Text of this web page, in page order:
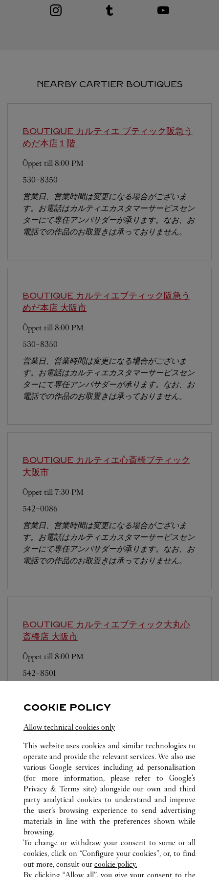
Visit us on Instagram
Link Opens in New TabVisit us on Tumblr
Link Opens in New Tab
NEARBY CARTIER BOUTIQUES
BOUTIQUE カルティエ ブティック阪急う
めだ本店１階
Öppet till 8:00 PM
530-8350
営業日、営業時間は変更になる場合がございま
す。お電話はカルティエカスタマーサービスセン
ターにて専任アンバサダーが承ります。なお、お
電話での作品のお取置きは承っておりません。
BOUTIQUE カルティエブティック阪急う
めだ本店 大阪市
Öppet till 8:00 PM
530-8350
営業日、営業時間は変更になる場合がございま
す。お電話はカルティエカスタマーサービスセン
ターにて専任アンバサダーが承ります。なお、お
電話での作品のお取置きは承っておりません。
BOUTIQUE カルティエ心斎橋ブティック
大阪市
Öppet till 7:30 PM
542-0086
営業日、営業時間は変更になる場合がございま
す。お電話はカルティエカスタマーサービスセン
ターにて専任アンバサダーが承ります。なお、お
電話での作品のお取置きは承っておりません。
BOUTIQUE カルティエブティック大丸心
斎橋店 大阪市
Öppet till 8:00 PM
542-8501
ターにて専任アンバサダーが承ります。なお、お
電話での作品のお取置きは承っておりません。
ALL CARTIER LOCATIONS JAPAN 兵庫県
神戸市
中央区明石町40
KUNDSERVICE
HJÄLP
COOKIE POLICY
Allow technical cookies only
This website uses cookies and similar technologies to
operate and provide the relevant services. We also use
various Google services including ad personalisation
(for more information, please refer to Google's
Privacy & Terms site) alongside our own and third
party analytical cookies to understand and improve
the user’s browsing experience to send advertising
materials in line with the preferences shown while
browsing.
To change or withdraw your consent to some or all
cookies, click on “Configure your cookies”, or, to find
out more, consult our cookie policy.
By clicking “Allow all”, you give your consent to the